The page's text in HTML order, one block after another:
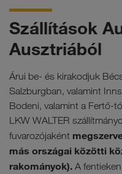
Szállítások
Ausztriából
Árui be- és kirakodjuk
Salzburgban, valamint
Bodeni, valamint a Fertő-
LKW WALTER
fuvarozójaként
más országai közötti
rakományok). A